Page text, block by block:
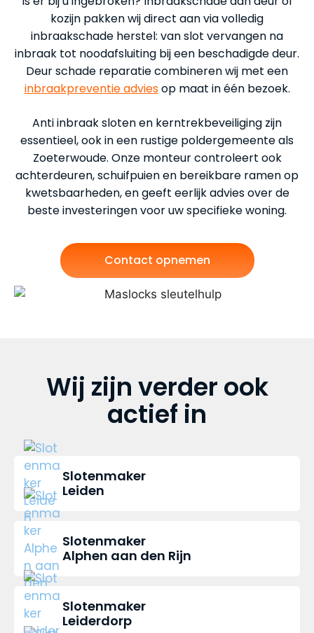
kozijn pakken wij direct aan via volledig
inbraakschade herstel: van slot vervangen na
inbraak tot noodafsluiting bij een beschadigde deur.
Deur schade reparatie combineren wij met een
inbraakpreventie adviesop maat in één bezoek.
Anti inbraak sloten en kerntrekbeveiliging zijn
essentieel, ook in een rustige poldergemeente als
Zoeterwoude. Onze monteur controleert ook
achterdeuren, schuifpuien en bereikbare ramen op
kwetsbaarheden, en geeft eerlijk advies over de
beste investeringen voor uw specifieke woning.
Contact opnemen
Wij zijn verder ook
actief in
Slotenmaker
Leiden
Slotenmaker
Alphen aan den Rijn
Slotenmaker
Leiderdorp